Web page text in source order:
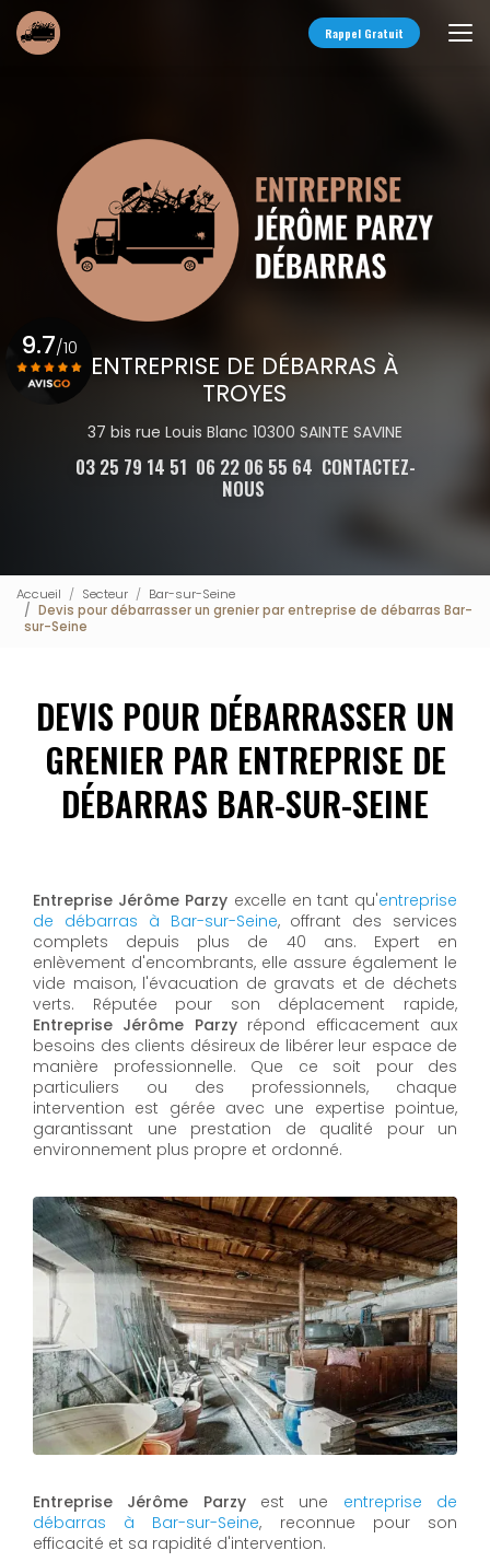
Aller
au
contenu
Rappel Gratuit
ENTREPRISE DE DÉBARRAS À
TROYES
37 bis rue Louis Blanc 10300 SAINTE SAVINE
03 25 79 14 51 06 22 06 55 64 CONTACTEZ-
NOUS
9.7/10
Accueil Secteur
Bar-sur-Seine
Devis pour débarrasser un grenier par entreprise de débarras Bar-
sur-Seine
DEVIS POUR DÉBARRASSER UN
GRENIER PAR ENTREPRISE DE
DÉBARRAS BAR-SUR-SEINE
Entreprise Jérôme Parzy excelle en tant qu'entreprise
de débarras à Bar-sur-Seine, offrant des services
complets depuis plus de 40 ans. Expert en
enlèvement d'encombrants, elle assure également le
vide maison, l'évacuation de gravats et de déchets
verts. Réputée pour son déplacement rapide,
Entreprise Jérôme Parzyrépond efficacement aux
besoins des clients désireux de libérer leur espace de
manière professionnelle. Que ce soit pour des
particuliers ou des professionnels, chaque
intervention est gérée avec une expertise pointue,
garantissant une prestation de qualité pour un
environnement plus propre et ordonné.
Entreprise Jérôme Parzyest une entreprise de
débarras à Bar-sur-Seine, reconnue pour son
efficacité et sa rapidité d'intervention.